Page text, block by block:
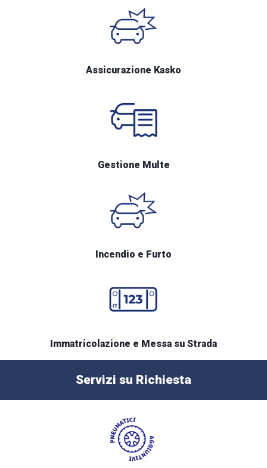
Assicurazione Kasko
Gestione Multe
Incendio e Furto
Immatricolazione e Messa su Strada
Servizi su Richiesta